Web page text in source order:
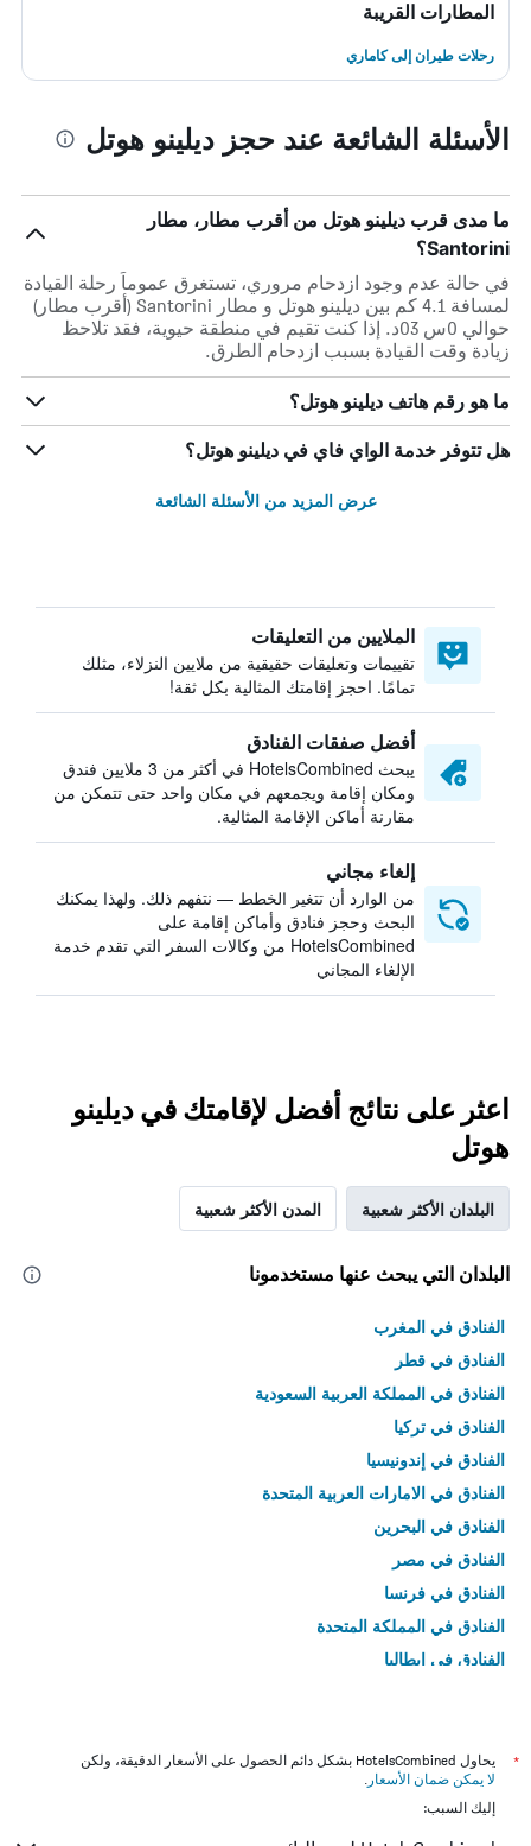
المطارات القريبة
رحلات طيران إلى كاماري
الأسئلة الشائعة عند حجز ديلينو هوتل
ما مدى قرب ديلينو هوتل من أقرب مطار، مطار
Santorini؟
في حالة عدم وجود ازدحام مروري، تستغرق عموماً رحلة القيادة
لمسافة 4.1 كم بين ديلينو هوتل و مطار Santorini (أقرب مطار)
حوالي 0س 03د. إذا كنت تقيم في منطقة حيوية، فقد تلاحظ
زيادة وقت القيادة بسبب ازدحام الطرق.
ما هو رقم هاتف ديلينو هوتل؟
هل تتوفر خدمة الواي فاي في ديلينو هوتل؟
عرض المزيد من الأسئلة الشائعة
الملايين من التعليقات
تقييمات وتعليقات حقيقية من ملايين النزلاء، مثلك
تمامًا. احجز إقامتك المثالية بكل ثقة!
أفضل صفقات الفنادق
يبحث HotelsCombined في أكثر من 3 ملايين فندق
ومكان إقامة ويجمعهم في مكان واحد حتى تتمكن من
مقارنة أماكن الإقامة المثالية.
إلغاء مجاني
من الوارد أن تتغير الخطط — نتفهم ذلك. ولهذا يمكنك
البحث وحجز فنادق وأماكن إقامة على
HotelsCombined من وكالات السفر التي تقدم خدمة
الإلغاء المجاني
اعثر على نتائج أفضل لإقامتك في ديلينو
هوتل
البلدان الأكثر شعبية المدن الأكثر شعبية
البلدان التي يبحث عنها مستخدمونا
الفنادق في المغرب
الفنادق في قطر
الفنادق في المملكة العربية السعودية
الفنادق في تركيا
الفنادق في إندونيسيا
الفنادق في الامارات العربية المتحدة
الفنادق في البحرين
الفنادق في مصر
الفنادق في فرنسا
الفنادق في المملكة المتحدة
الفنادق في إيطاليا
*
يحاول HotelsCombined بشكل دائم الحصول على الأسعار الدقيقة، ولكن
لا يمكن ضمان الأسعار .
إليك السبب: